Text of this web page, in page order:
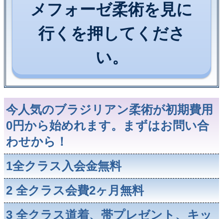
メフォーゼ柔術を見に
行くを押してくださ
い。
今人気のブラジリアン柔術が初期費用
0円から始めれます。まずはお問い合
わせから！
1全クラス入会金無料
2 全クラス会費2ヶ月無料
3 全クラス道着、帯プレゼント、キッ